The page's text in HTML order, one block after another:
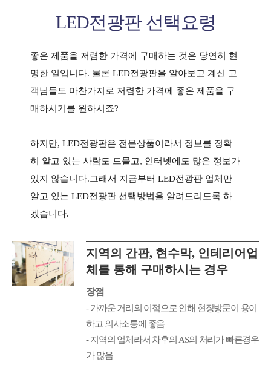
LED전광판 선택요령
좋은 제품을 저렴한 가격에 구매하는 것은 당연히 현
명한 일입니다. 물론 LED전광판을 알아보고 계신 고
객님들도 마찬가지로 저렴한 가격에 좋은 제품을 구
매하시기를 원하시죠?
하지만, LED전광판은 전문상품이라서 정보를 정확
히 알고 있는 사람도 드물고, 인터넷에도 많은 정보가
있지 않습니다.그래서 지금부터 LED전광판 업체만
알고 있는 LED전광판 선택방법을 알려드리도록 하
겠습니다.
지역의 간판, 현수막, 인테리어업
체를 통해 구매하시는 경우
장점
- 가까운 거리의 이점으로 인해 현장방문이 용이
하고 의사소통에 좋음
- 지역의 업체라서 차후의 AS의 처리가 빠른경우
가 많음